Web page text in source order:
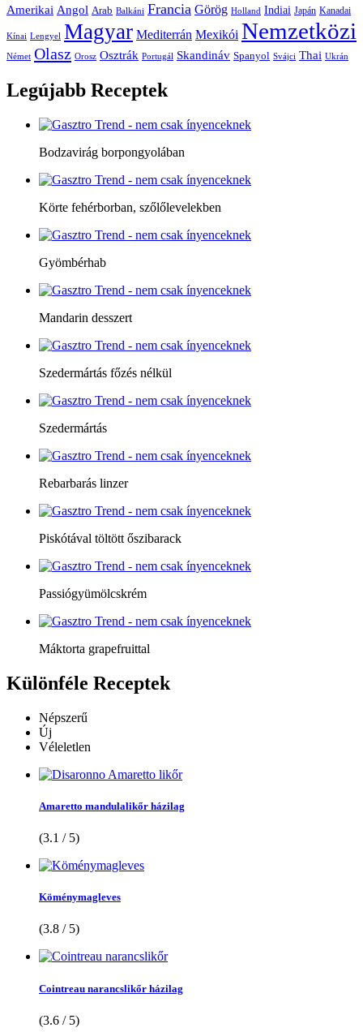
Amerikai Angol Arab Balkáni Francia Görög Holland Indiai Japán Kanadai
Kínai Lengyel Magyar Mediterrán Mexikói Nemzetközi
Német Olasz Orosz Osztrák Portugál Skandináv Spanyol Svájci Thai Ukrán
Legújabb Receptek
Bodzavirág borpongyolában
Körte fehérborban, szőlőlevelekben
Gyömbérhab
Mandarin desszert
Szedermártás főzés nélkül
Szedermártás
Rebarbarás linzer
Piskótával töltött őszibarack
Passiógyümölcskrém
Máktorta grapefruittal
Különféle Receptek
Népszerű
Új
Véleletlen
Amaretto mandulalikőr házilag
(3.1 / 5)
Köménymagleves
(3.8 / 5)
Cointreau narancslikőr házilag
(3.6 / 5)